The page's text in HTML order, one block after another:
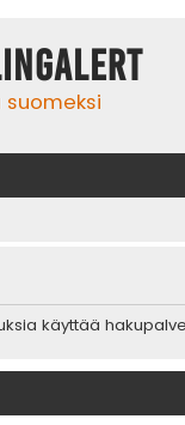
suomeksi
käyttää